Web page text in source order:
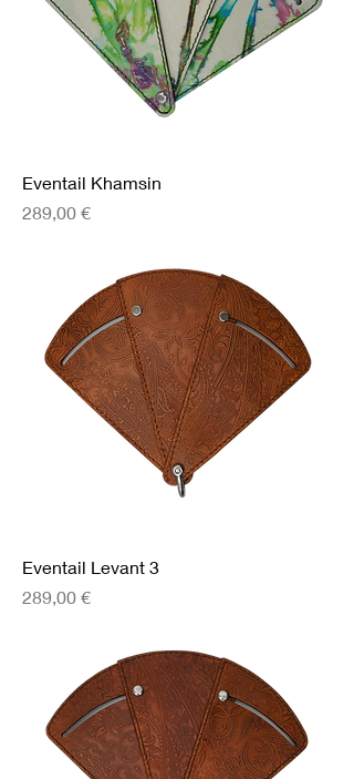
Eventail Khamsin
Prix
289,00 €
Eventail Levant 3
Prix
289,00 €